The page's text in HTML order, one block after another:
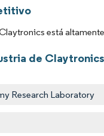
está
de Claytronics
Research Laboratory